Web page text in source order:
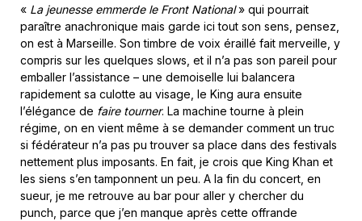
« La jeunesse emmerde le Front National» qui pourrait
paraître anachronique mais garde ici tout son sens, pensez,
on est à Marseille. Son timbre de voix éraillé fait merveille, y
compris sur les quelques slows, et il n’a pas son pareil pour
emballer l’assistance – une demoiselle lui balancera
rapidement sa culotte au visage, le King aura ensuite
l’élégance de faire tourner. La machine tourne à plein
régime, on en vient même à se demander comment un truc
si fédérateur n’a pas pu trouver sa place dans des festivals
nettement plus imposants. En fait, je crois que King Khan et
les siens s’en tamponnent un peu. A la fin du concert, en
sueur, je me retrouve au bar pour aller y chercher du
punch, parce que j’en manque après cette offrande